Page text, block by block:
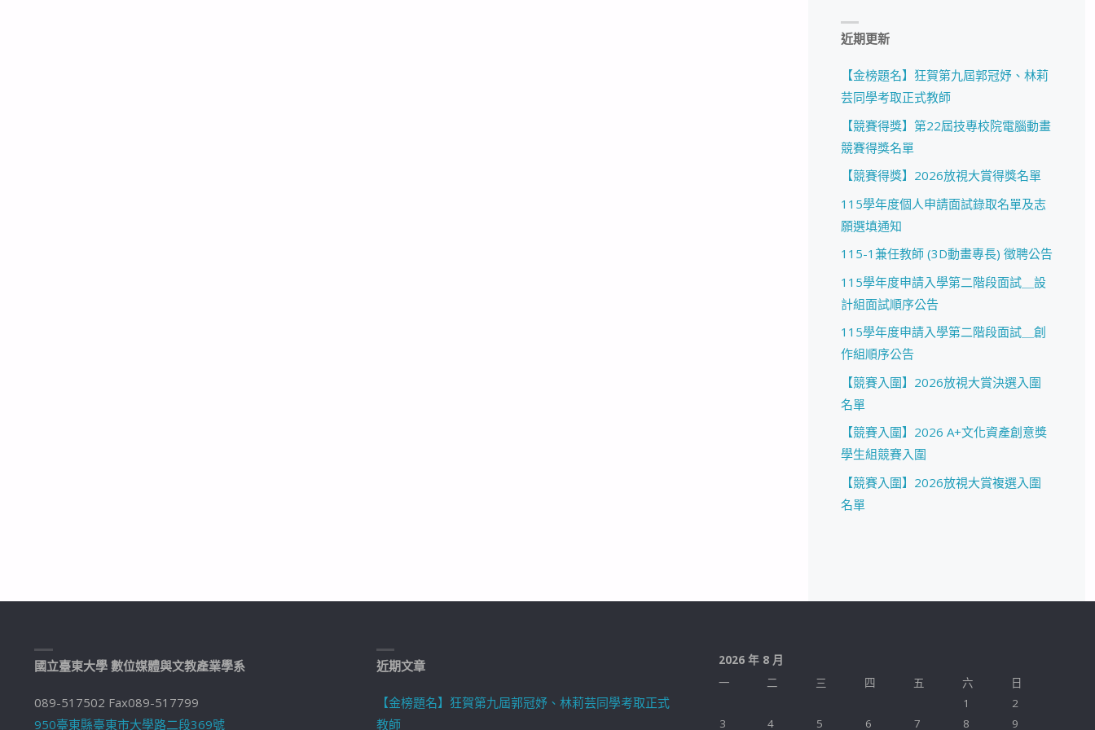
近期更新
【金榜題名】狂賀第九屆郭冠妤、林莉
芸同學考取正式教師
【競賽得獎】第22屆技專校院電腦動畫
競賽得獎名單
【競賽得獎】2026放視大賞得獎名單
115學年度個人申請面試錄取名單及志
願選填通知
115-1兼任教師 (3D動畫專長) 徵聘公告
115學年度申請入學第二階段面試＿設
計組面試順序公告
115學年度申請入學第二階段面試＿創
作組順序公告
【競賽入圍】2026放視大賞決選入圍
名單
【競賽入圍】2026 A+文化資產創意獎
學生組競賽入圍
【競賽入圍】2026放視大賞複選入圍
名單
國立臺東大學 數位媒體與文教產業學系
089-517502 Fax089-517799
950臺東縣臺東市大學路二段369號
近期文章
【金榜題名】狂賀第九屆郭冠妤、林莉芸同學考取正式
教師
2026 年 8 月
一
二 三 四 五 六
日
1
2
3
4 5 6 7 8 9